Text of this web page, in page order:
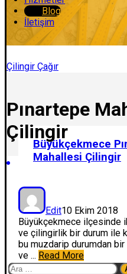
Blog
İletişim
Çilingir Çağır
Pınartepe
Çilingir
Büyükçekmece
Mahallesi Çilingir
Edit10 Ekim 2018
Büyükçekmece ilçesinde
ve çilingirlik bir durum ile
bu muzdarip durumdan
ve ... Read More
Arama: